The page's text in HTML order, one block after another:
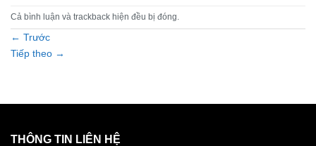
Cả bình luận và trackback hiện đều bị đóng.
← Trước
Tiếp theo →
THÔNG TIN LIÊN HỆ